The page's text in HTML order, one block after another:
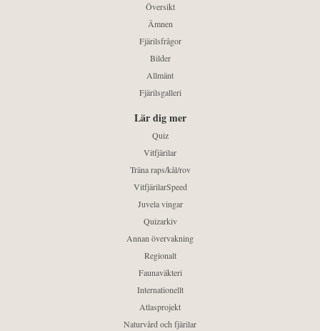
Översikt
Ämnen
Fjärilsfrågor
Bilder
Allmänt
Fjärilsgalleri
Lär dig mer
Quiz
Vitfjärilar
Träna raps/kål/rov
VitfjärilarSpeed
Juvela vingar
Quizarkiv
Annan övervakning
Regionalt
Faunaväkteri
Internationellt
Atlasprojekt
Naturvård och fjärilar